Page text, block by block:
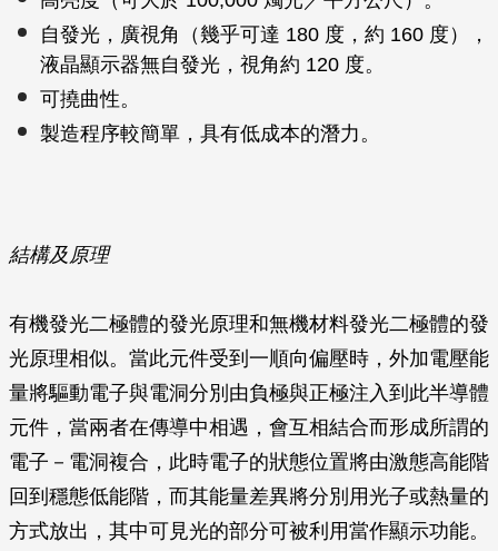
自發光，廣視角（幾乎可達 180 度，約 160 度），
液晶顯示器無自發光，視角約 120 度。
可撓曲性。
製造程序較簡單，具有低成本的潛力。
結構及原理
有機發光二極體的發光原理和無機材料發光二極體的發
光原理相似。當此元件受到一順向偏壓時，外加電壓能
量將驅動電子與電洞分別由負極與正極注入到此半導體
元件，當兩者在傳導中相遇，會互相結合而形成所謂的
電子－電洞複合，此時電子的狀態位置將由激態高能階
回到穩態低能階，而其能量差異將分別用光子或熱量的
方式放出，其中可見光的部分可被利用當作顯示功能。